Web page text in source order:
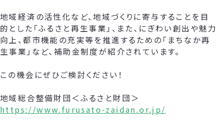
地域経済の活性化など、地域づくりに寄与することを目
的とした「ふるさと再生事業」、また、にぎわい創出や魅力
向上、都市機能の充実等を推進するための「まちなか再
生事業」など、補助金制度が紹介されています。
この機会にぜひご検討ください！
地域総合整備財団＜ふるさと財団＞
https://www.furusato-zaidan.or.jp/